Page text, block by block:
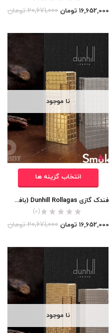
16,652,000 تومان 20,671,000 تومان
نا موجود
انتخاب گزینه ها
فندک گازی Dunhill Rollagas (بافت ریز مربعی) اورجینال
(0)
16,652,000 تومان 20,671,000 تومان
نا موجود